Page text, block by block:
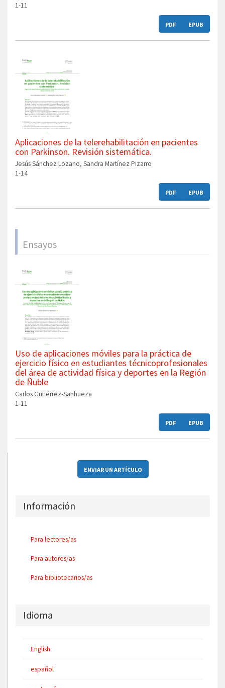
1-11
PDF EPUB
Aplicaciones de la telerehabilitación en pacientes
con Parkinson. Revisión sistemática.
Jesús Sánchez Lozano, Sandra Martínez Pizarro
1-14
PDF EPUB
Ensayos
Uso de aplicaciones móviles para la práctica de
ejercicio físico en estudiantes técnicoprofesionales
del área de actividad física y deportes en la Región
de Ñuble
Carlos Gutiérrez-Sanhueza
1-11
PDF EPUB
ENVIAR UN ARTÍCULO
Información
Para lectores/as
Para autores/as
Para bibliotecarios/as
Idioma
English
español